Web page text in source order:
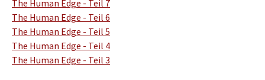
The Human Edge - Teil 7
The Human Edge - Teil 6
The Human Edge - Teil 5
The Human Edge - Teil 4
The Human Edge - Teil 3